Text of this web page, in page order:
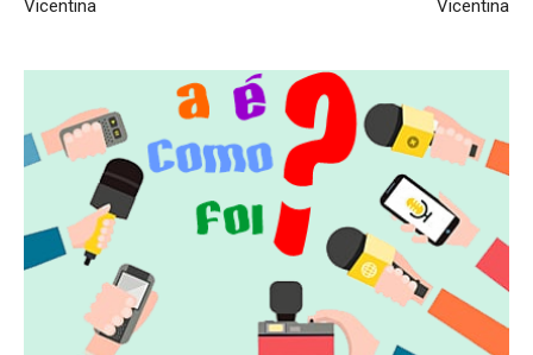
Vicentina
Vicentina